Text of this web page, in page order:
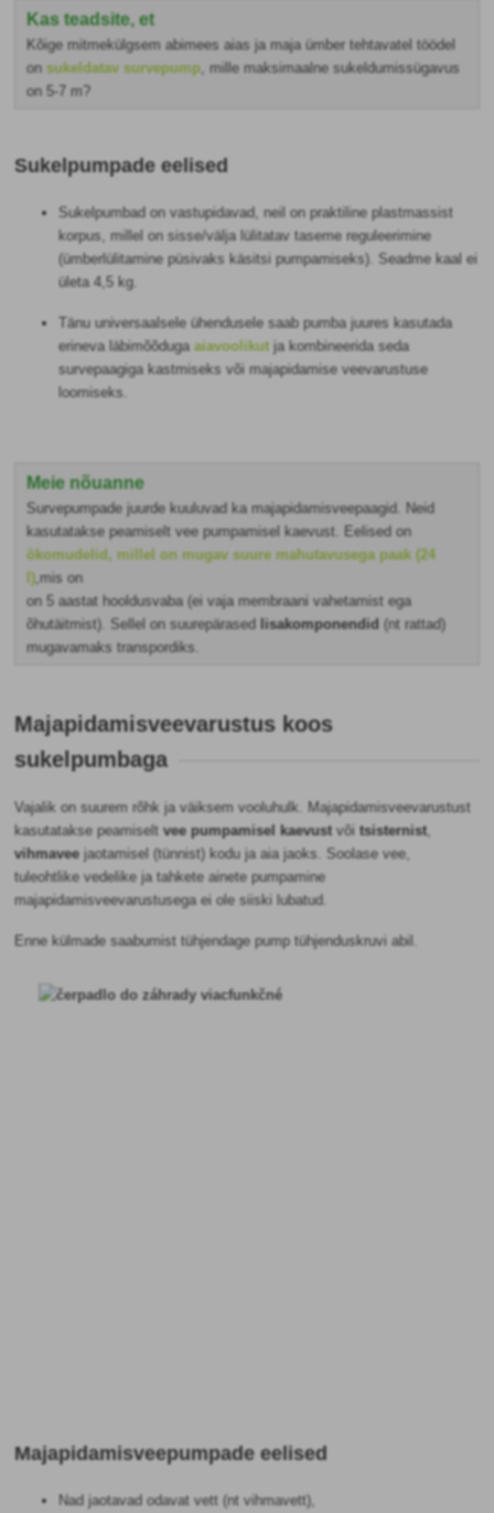
Kas teadsite, et
Kõige mitmekülgsem abimees aias ja maja ümber tehtavatel töödel
on sukeldatav survepump, mille maksimaalne sukeldumissügavus
on 5-7 m?
Sukelpumpade eelised
Sukelpumbad on vastupidavad, neil on praktiline plastmassist
korpus, millel on sisse/välja lülitatav taseme reguleerimine
(ümberlülitamine püsivaks käsitsi pumpamiseks). Seadme kaal ei
ületa 4,5 kg.
Tänu universaalsele ühendusele saab pumba juures kasutada
erineva läbimõõduga aiavoolikut ja kombineerida seda
survepaagiga kastmiseks või majapidamise veevarustuse
loomiseks.
Meie nõuanne
Survepumpade juurde kuuluvad ka majapidamisveepaagid. Neid
kasutatakse peamiselt vee pumpamisel kaevust. Eelised on
ökomudelid, millel on mugav suure mahutavusega paak (24
l),mis on
on 5 aastat hooldusvaba (ei vaja membraani vahetamist ega
õhutäitmist). Sellel on suurepärased lisakomponendid (nt rattad)
mugavamaks transpordiks.
Majapidamisveevarustus koos
sukelpumbaga
Vajalik on suurem rõhk ja väiksem vooluhulk. Majapidamisveevarustust
kasutatakse peamiseltvee pumpamisel kaevust võitsisternist,
vihmavee jaotamisel (tünnist) kodu ja aia jaoks. Soolase vee,
tuleohtlike vedelike ja tahkete ainete pumpamine
majapidamisveevarustusega ei ole siiski lubatud.
Enne külmade saabumisttühjendage pump tühjenduskruvi abil.
Majapidamisveepumpade eelised
Nad jaotavad odavat vett (nt vihmavett),